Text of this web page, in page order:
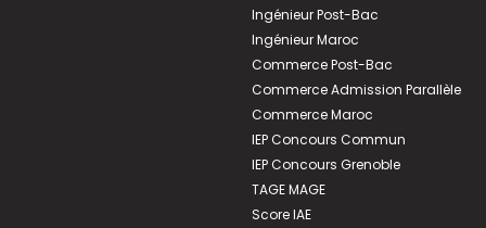
Ingénieur Post-Bac
Ingénieur Maroc
Commerce Post-Bac
Commerce Admission Parallèle
Commerce Maroc
IEP Concours Commun
IEP Concours Grenoble
TAGE MAGE
Score IAE